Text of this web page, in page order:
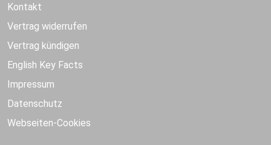
Kontakt
Vertrag widerrufen
Vertrag kündigen
English Key Facts
Impressum
Datenschutz
Webseiten-Cookies